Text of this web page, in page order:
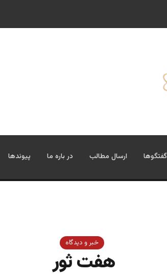
گفتگوها ارسال مطالب در باره ما پیوندها
خبر و دیدگاه
هفت ثور ‎